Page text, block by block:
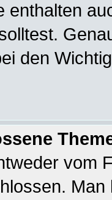
enthalten
den
vom